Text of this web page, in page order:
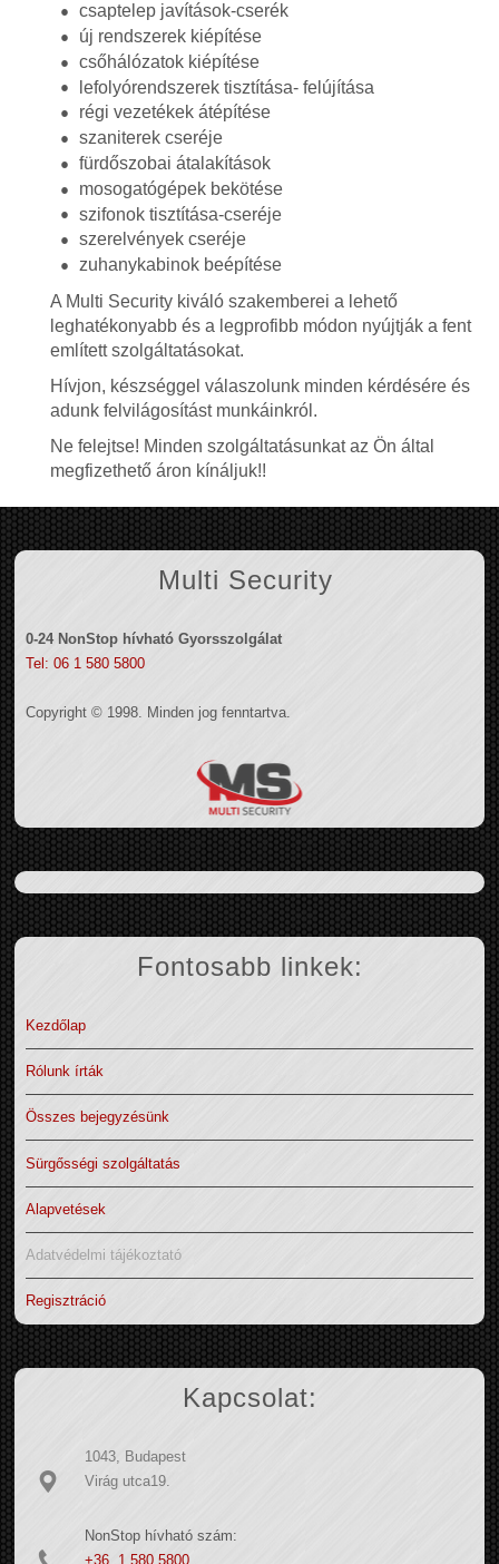
csaptelep javítások-cserék
új rendszerek kiépítése
csőhálózatok kiépítése
lefolyórendszerek tisztítása- felújítása
régi vezetékek átépítése
szaniterek cseréje
fürdőszobai átalakítások
mosogatógépek bekötése
szifonok tisztítása-cseréje
szerelvények cseréje
zuhanykabinok beépítése
A Multi Security kiváló szakemberei a lehető
leghatékonyabb és a legprofibb módon nyújtják a fent
említett szolgáltatásokat.
Hívjon, készséggel válaszolunk minden kérdésére és
adunk felvilágosítást munkáinkról.
Ne felejtse! Minden szolgáltatásunkat az Ön által
megfizethető áron kínáljuk!!
Multi Security
0-24 NonStop hívható Gyorsszolgálat
Tel: 06 1 580 5800
Copyright © 1998. Minden jog fenntartva.
Fontosabb linkek:
Kezdőlap
Rólunk írták
Összes bejegyzésünk
Sürgősségi szolgáltatás
Alapvetések
Adatvédelmi tájékoztató
Regisztráció
Kapcsolat:
1043, Budapest
Virág utca19.
NonStop hívható szám:
+36 1 580 5800